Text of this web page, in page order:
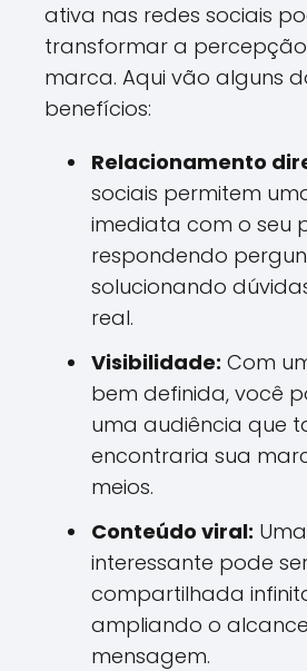
ativa nas redes sociais
transformar a
marca. Aqui vão alguns
benefícios:
Relacionamento
sociais permitem
imediata com o seu
respondendo
solucionando
real.
Visibilidade: Com
bem definida, você
uma audiência que
encontraria sua
meios.
Conteúdo viral:
interessante pode
compartilhada
ampliando o
mensagem.